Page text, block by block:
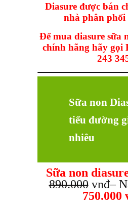
Diasure được bán
nhà phân
Để mua diasure sữa
chính hãng hãy gọi
243
Sữa non
tiểu đường
nhiêu
Sữa non
890.000vnđ–
750.000